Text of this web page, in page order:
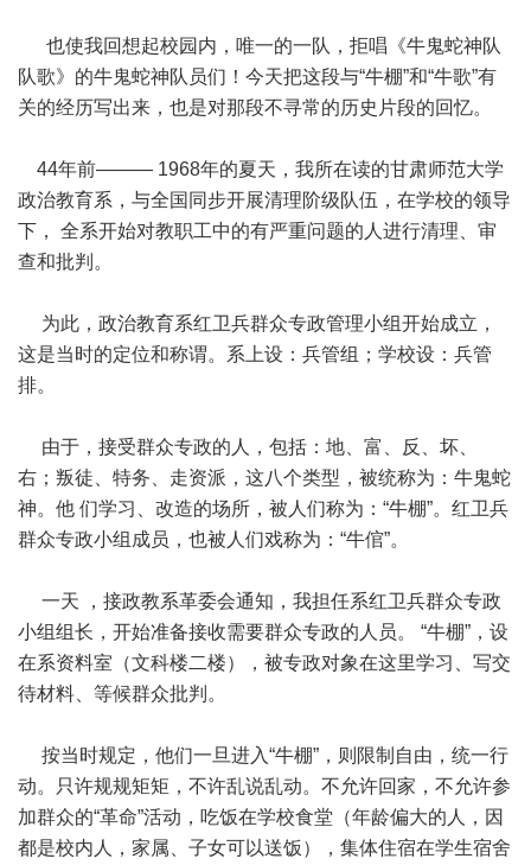
也使我回想起校园内，唯一的一队，拒唱《牛鬼蛇神队
队歌》的牛鬼蛇神队员们！今天把这段与“牛棚”和“牛歌”有
关的经历写出来，也是对那段不寻常的历史片段的回忆。
44年前——— 1968年的夏天，我所在读的甘肃师范大学
政治教育系，与全国同步开展清理阶级队伍，在学校的领导
下， 全系开始对教职工中的有严重问题的人进行清理、审
查和批判。
为此，政治教育系红卫兵群众专政管理小组开始成立，
这是当时的定位和称谓。系上设：兵管组；学校设：兵管
排。
由于，接受群众专政的人，包括：地、富、反、坏、
右；叛徒、特务、走资派，这八个类型，被统称为：牛鬼蛇
神。他 们学习、改造的场所，被人们称为：“牛棚”。红卫兵
群众专政小组成员，也被人们戏称为：“牛倌”。
一天 ，接政教系革委会通知，我担任系红卫兵群众专政
小组组长，开始准备接收需要群众专政的人员。 “牛棚”，设
在系资料室（文科楼二楼），被专政对象在这里学习、写交
待材料、等候群众批判。
按当时规定，他们一旦进入“牛棚”，则限制自由，统一行
动。只许规规矩矩，不许乱说乱动。不允许回家，不允许参
加群众的“革命”活动，吃饭在学校食堂（年龄偏大的人，因
都是校内人，家属、子女可以送饭），集体住宿在学生宿舍